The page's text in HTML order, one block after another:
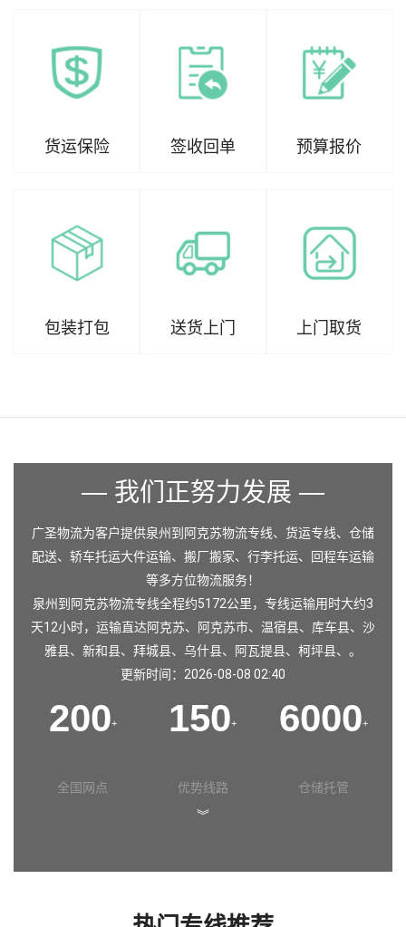
货运保险 签收回单 预算报价
包装打包 送货上门 上门取货
— 我们正努力发展 —
广圣物流为客户提供泉州到阿克苏物流专线、货运专线、仓储
配送、轿车托运大件运输、搬厂搬家、行李托运、回程车运输
等多方位物流服务！
泉州到阿克苏物流专线全程约5172公里，专线运输用时大约3
天12小时，运输直达阿克苏、阿克苏市、温宿县、库车县、沙
雅县、新和县、拜城县、乌什县、阿瓦提县、柯坪县、。
更新时间：2026-08-08 02:40
200+
全国网点
150+
优势线路
6000+
仓储托管
︾